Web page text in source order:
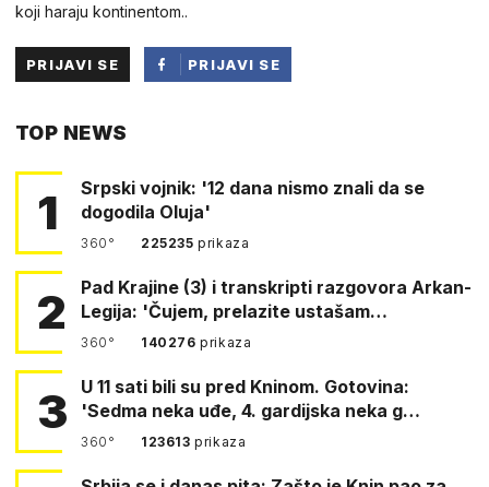
koji haraju kontinentom..
PRIJAVI SE
PRIJAVI SE
TOP NEWS
1
Srpski vojnik: '12 dana nismo znali da se
dogodila Oluja'
360° 225235prikaza
2
Pad Krajine (3) i transkripti razgovora Arkan-
Legija: 'Čujem, prelazite ustašam…
360° 140276prikaza
3
U 11 sati bili su pred Kninom. Gotovina:
'Sedma neka uđe, 4. gardijska neka g…
360° 123613prikaza